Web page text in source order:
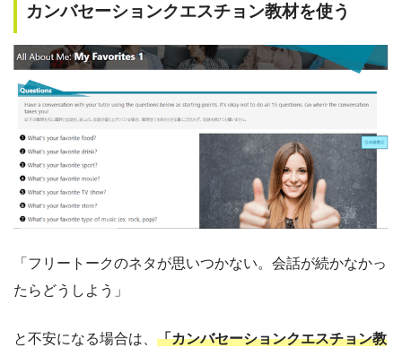
カンバセーションクエスチョン教材を使う
「フリートークのネタが思いつかない。会話が続かなかっ
たらどうしよう」
と不安になる場合は、 「カンバセーションクエスチョン教